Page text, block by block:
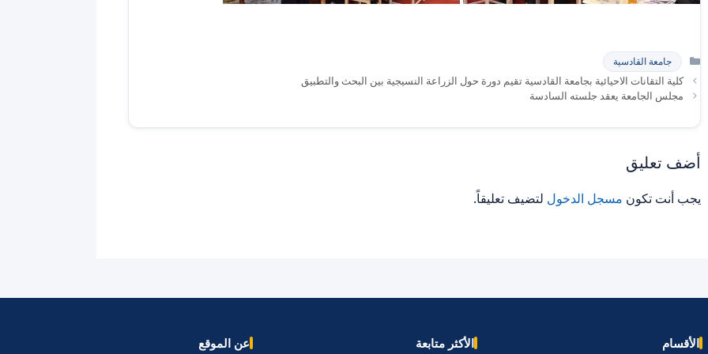
التصنيفات
جامعة القادسية
كلية التقانات الاحيائية بجامعة القادسية تقيم دورة حول الزراعة النسيجية بين البحث والتطبيق
مجلس الجامعة يعقد جلسته السادسة
أضف تعليق
يجب أنت تكون مسجل الدخول لتضيف تعليقاً.
الأقسام الأكثر متابعة عن الموقع